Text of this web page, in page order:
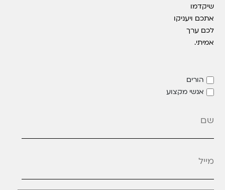
שיקדמו
אתכם ויעניקו
לכם ערך
אמיתי.
הורים
אנשי מקצוע